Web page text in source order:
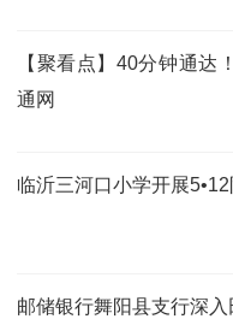
【聚看点】40分钟通达
通网
临沂三河口小学开展
邮储银行舞阳县支行深